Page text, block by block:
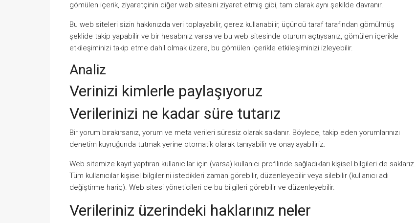
gömülen içerik, ziyaretçinin diğer web sitesini ziyaret etmiş gibi, tam olarak aynı şekilde davranır.
Bu web siteleri sizin hakkınızda veri toplayabilir, çerez kullanabilir, üçüncü taraf tarafından gömülmüş
şeklide takip yapabilir ve bir hesabınız varsa ve bu web sitesinde oturum açtıysanız, gömülen içerikle
etkileşiminizi takip etme dahil olmak üzere, bu gömülen içerikle etkileşiminizi izleyebilir.
Analiz
Verinizi kimlerle paylaşıyoruz
Verilerinizi ne kadar süre tutarız
Bir yorum bırakırsanız, yorum ve meta verileri süresiz olarak saklanır. Böylece, takip eden yorumlarınızı
denetim kuyruğunda tutmak yerine otomatik olarak tanıyabilir ve onaylayabiliriz.
Web sitemize kayıt yaptıran kullanıcılar için (varsa) kullanıcı profilinde sağladıkları kişisel bilgileri de saklarız.
Tüm kullanıcılar kişisel bilgilerini istedikleri zaman görebilir, düzenleyebilir veya silebilir (kullanıcı adı
değiştirme hariç). Web sitesi yöneticileri de bu bilgileri görebilir ve düzenleyebilir.
Verileriniz üzerindeki haklarınız neler